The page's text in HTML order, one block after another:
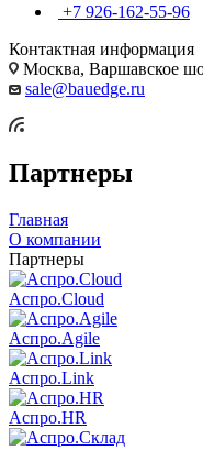
+7 926-162-55-96
Контактная информация
Москва, Варшавское
sale@bauedge.ru
Партнеры
Главная
О компании
Партнеры
Аспро.Cloud
Аспро.Agile
Аспро.Link
Аспро.HR